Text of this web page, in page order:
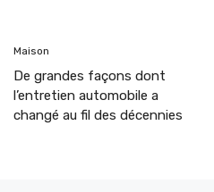
Maison
De grandes façons dont
l’entretien automobile a
changé au fil des décennies